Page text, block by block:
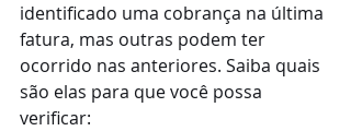
identificado uma cobrança na última
fatura, mas outras podem ter
ocorrido nas anteriores. Saiba quais
são elas para que você possa
verificar: